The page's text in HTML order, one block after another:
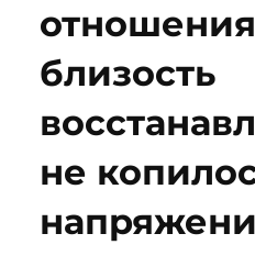
близость
не